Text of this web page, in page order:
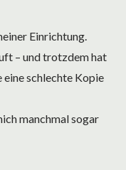
Einrichtung.
– und trotzdem hat
schlechte Kopie
manchmal sogar